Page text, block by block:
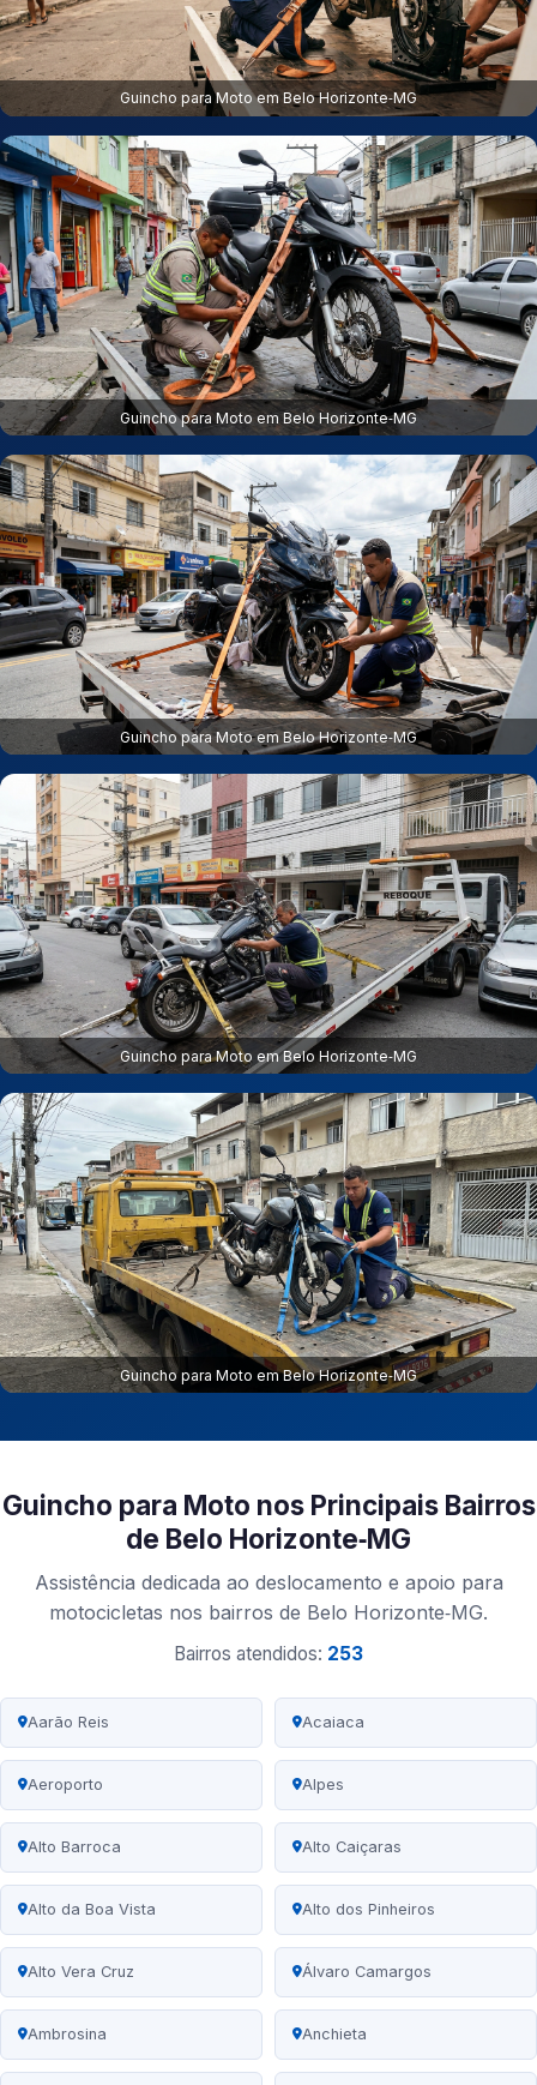
Guincho para Moto em Belo Horizonte‑MG
Guincho para Moto em Belo Horizonte‑MG
Guincho para Moto em Belo Horizonte‑MG
Guincho para Moto em Belo Horizonte‑MG
Guincho para Moto em Belo Horizonte‑MG
Guincho para Moto nos Principais Bairros
de Belo Horizonte‑MG
Assistência dedicada ao deslocamento e apoio para
motocicletas nos bairros de Belo Horizonte‑MG.
Bairros atendidos: 253
Aarão Reis Acaiaca
Aeroporto Alpes
Alto Barroca Alto Caiçaras
Alto da Boa Vista Alto dos Pinheiros
Alto Vera Cruz Álvaro Camargos
Ambrosina Anchieta